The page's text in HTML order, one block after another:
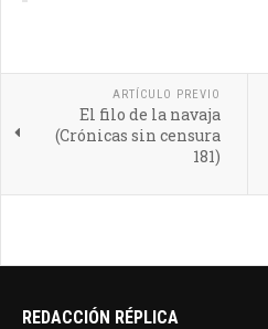
ARTÍCULO PREVIO
El filo de la navaja
(Crónicas sin censura
181)
REDACCIÓN RÉPLICA